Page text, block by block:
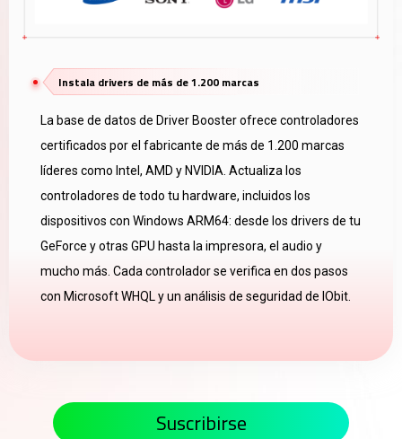
Instala drivers de más de 1.200 marcas
La base de datos de Driver Booster ofrece controladores
certificados por el fabricante de más de 1.200 marcas
líderes como Intel, AMD y NVIDIA. Actualiza los
controladores de todo tu hardware, incluidos los
dispositivos con Windows ARM64: desde los drivers de tu
GeForce y otras GPU hasta la impresora, el audio y
mucho más. Cada controlador se verifica en dos pasos
con Microsoft WHQL y un análisis de seguridad de IObit.
Suscribirse